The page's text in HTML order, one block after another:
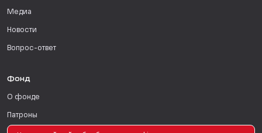
Медиа
Новости
Вопрос-ответ
Фонд
О фонде
Патроны